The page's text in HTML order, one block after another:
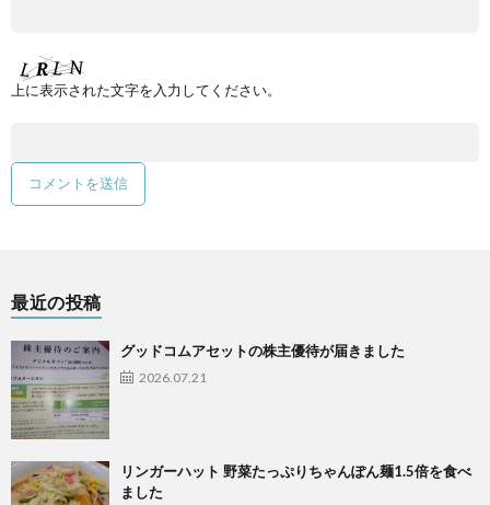
上に表示された文字を入力してください。
最近の投稿
グッドコムアセットの株主優待が届きました
2026.07.21
リンガーハット 野菜たっぷりちゃんぽん麺1.5倍を食べ
ました